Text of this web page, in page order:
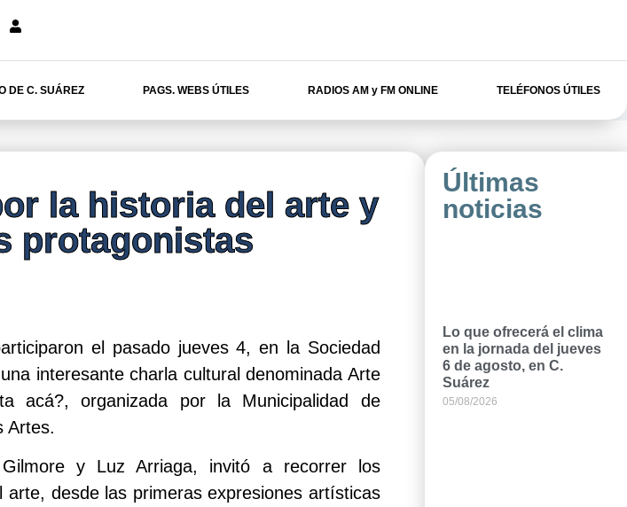
DE C. SUÁREZ PAGS. WEBS ÚTILES RADIOS AM y FM ONLINE TELÉFONOS ÚTILES
la historia del arte y
protagonistas
el pasado jueves 4, en la Sociedad
interesante charla cultural denominada Arte
acá?, organizada por la Municipalidad de
Artes.
y Luz Arriaga, invitó a recorrer los
desde las primeras expresiones artísticas
Últimas
noticias
Lo que ofrecerá el clima
en la jornada del jueves
6 de agosto, en C.
Suárez
05/08/2026